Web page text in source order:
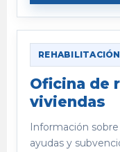
REHABILITACIÓN
Oficina de
viviendas
Información
ayudas y